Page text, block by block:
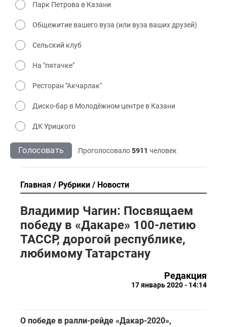
Парк Петрова в Казани
Общежитие вашего вуза (или вуза ваших друзей)
Сельский клуб
На "пятачке"
Ресторан "Акчарлак"
Диско-бар в Молодёжном центре в Казани
ДК Урицкого
Голосовать Проголосовало5911 человек
Главная Рубрики Новости
Владимир Чагин: Посвящаем
победу в «Дакаре» 100-летию
ТАССР, дорогой республике,
любимому Татарстану
Редакция
17 январь 2020 - 14:14
О победе в ралли-рейде «Дакар-2020»,